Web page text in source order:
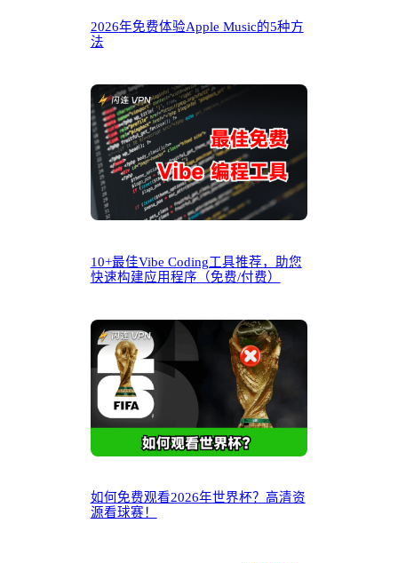
2026年免费体验Apple Music的5种方
法
10+最佳Vibe Coding工具推荐，助您
快速构建应用程序（免费/付费）
如何免费观看2026年世界杯？高清资
源看球赛！